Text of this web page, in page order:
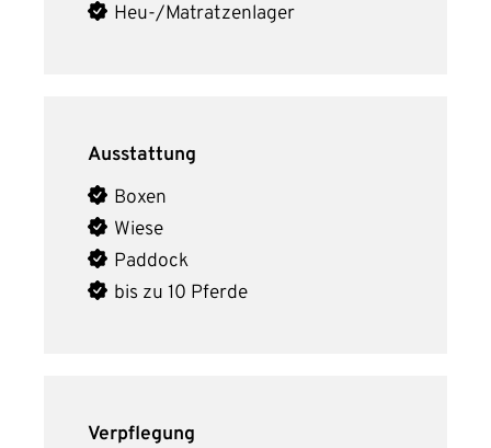
Heu-/Matratzenlager
Ausstattung
Boxen
Wiese
Paddock
bis zu 10 Pferde
Verpflegung